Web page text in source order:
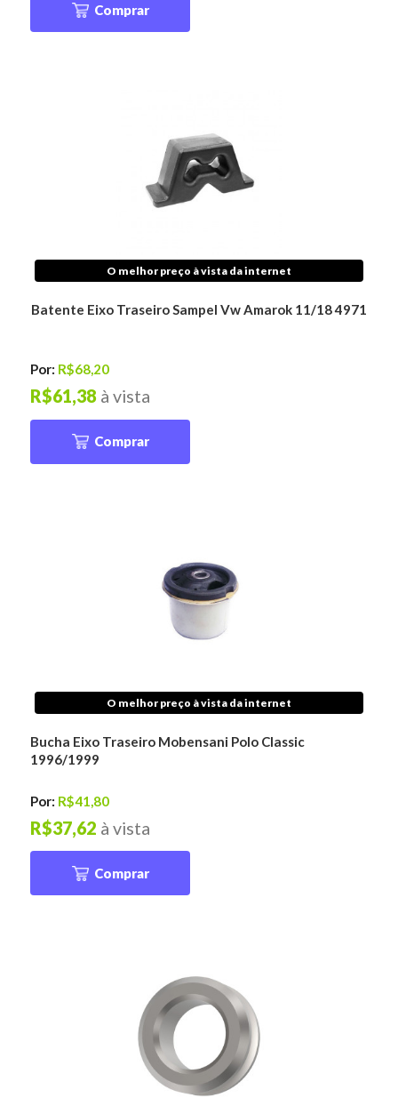
Comprar
O melhor preço à vista da internet
Batente Eixo Traseiro Sampel Vw Amarok 11/18 4971
Por: R$68,20
à vista
R$61,38
Comprar
O melhor preço à vista da internet
Bucha Eixo Traseiro Mobensani Polo Classic
1996/1999
Por: R$41,80
à vista
R$37,62
Comprar